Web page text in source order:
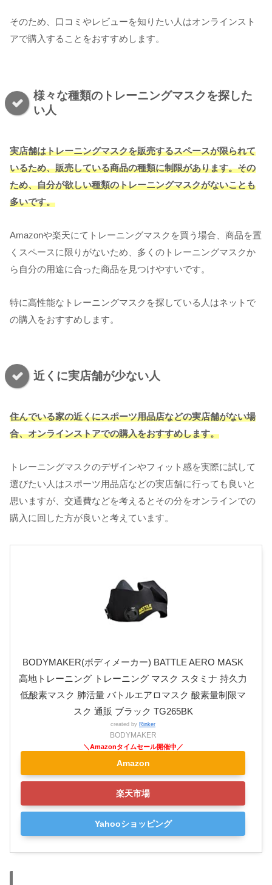
そのため、口コミやレビューを知りたい人はオンラインスト
アで購入することをおすすめします。
様々な種類のトレーニングマスクを探した
い人
実店舗はトレーニングマスクを販売するスペースが限られて
いるため、販売している商品の種類に制限があります。その
ため、自分が欲しい種類のトレーニングマスクがないことも
多いです。
Amazonや楽天にてトレーニングマスクを買う場合、商品を置
くスペースに限りがないため、多くのトレーニングマスクか
ら自分の用途に合った商品を見つけやすいです。
特に高性能なトレーニングマスクを探している人はネットで
の購入をおすすめします。
近くに実店舗が少ない人
住んでいる家の近くにスポーツ用品店などの実店舗がない場
合、オンラインストアでの購入をおすすめします。
トレーニングマスクのデザインやフィット感を実際に試して
選びたい人はスポーツ用品店などの実店舗に行っても良いと
思いますが、交通費などを考えるとその分をオンラインでの
購入に回した方が良いと考えています。
BODYMAKER(ボディメーカー) BATTLE AERO MASK
高地トレーニング トレーニング マスク スタミナ 持久力
低酸素マスク 肺活量 バトルエアロマスク 酸素量制限マ
スク 通販 ブラック TG265BK
created by Rinker
BODYMAKER
Amazon
楽天市場
Yahooショッピング